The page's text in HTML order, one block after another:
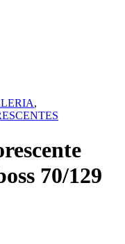
,
70/129